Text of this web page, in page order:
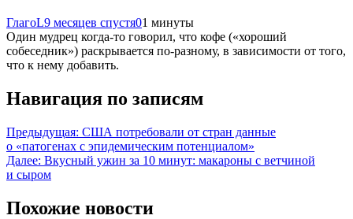
ГлагоL9 месяцев спустя01 минуты
Один​‍​‌‍​‍‌ мудрец когда-то говорил, что кофе («хороший
собеседник») раскрывается по-разному, в зависимости от того,
что к нему добавить.
Навигация по записям
Предыдущая: США потребовали от стран данные
о «патогенах с эпидемическим потенциалом»
Далее: Вкусный ужин за 10 минут: макароны с ветчиной
и сыром
Похожие новости